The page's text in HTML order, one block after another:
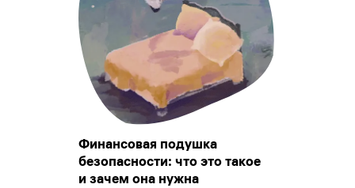
Финансовая подушка
безопасности: что это такое
и зачем она нужна